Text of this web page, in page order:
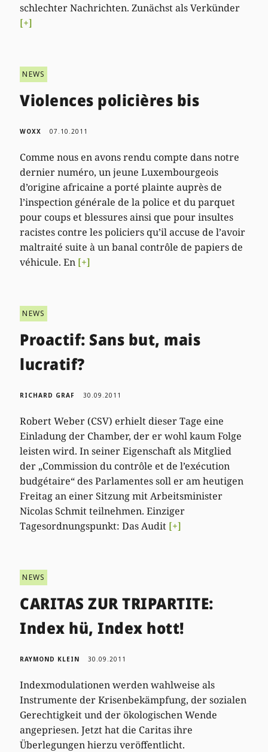
schlechter Nachrichten. Zunächst als Verkünder
[+]
NEWS
Violences policières bis
WOXX 07.10.2011
Comme nous en avons rendu compte dans notre
dernier numéro, un jeune Luxembourgeois
d’origine africaine a porté plainte auprès de
l’inspection générale de la police et du parquet
pour coups et blessures ainsi que pour insultes
racistes contre les policiers qu’il accuse de l’avoir
maltraité suite à un banal contrôle de papiers de
véhicule. En [+]
NEWS
Proactif: Sans but, mais
lucratif?
RICHARD GRAF 30.09.2011
Robert Weber (CSV) erhielt dieser Tage eine
Einladung der Chamber, der er wohl kaum Folge
leisten wird. In seiner Eigenschaft als Mitglied
der „Commission du contrôle et de l’exécution
budgétaire“ des Parlamentes soll er am heutigen
Freitag an einer Sitzung mit Arbeitsminister
Nicolas Schmit teilnehmen. Einziger
Tagesordnungspunkt: Das Audit [+]
NEWS
CARITAS ZUR TRIPARTITE:
Index hü, Index hott!
RAYMOND KLEIN 30.09.2011
Indexmodulationen werden wahlweise als
Instrumente der Krisenbekämpfung, der sozialen
Gerechtigkeit und der ökologischen Wende
angepriesen. Jetzt hat die Caritas ihre
Überlegungen hierzu veröffentlicht.